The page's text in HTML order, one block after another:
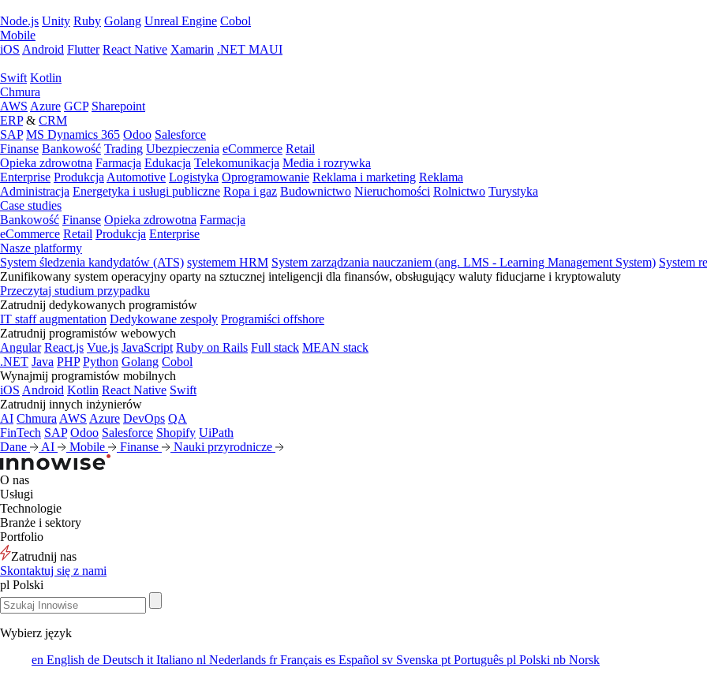
Node.js Unity Ruby Golang Unreal Engine Cobol
Mobile
iOS Android Flutter React Native Xamarin .NET MAUI
Swift Kotlin
Chmura
AWS Azure GCP Sharepoint
ERP& CRM
SAP MS Dynamics 365 Odoo Salesforce
Finanse Bankowość Trading Ubezpieczenia eCommerce Retail
Opieka zdrowotna Farmacja Edukacja Telekomunikacja Media i rozrywka
Enterprise Produkcja Automotive Logistyka Oprogramowanie Reklama i marketing Reklama
Administracja Energetyka i usługi publiczne Ropa i gaz Budownictwo Nieruchomości Rolnictwo Turystyka
Case studies
Bankowość Finanse Opieka zdrowotna Farmacja
eCommerce Retail Produkcja Enterprise
Nasze platformy
System śledzenia kandydatów (ATS) systemem HRM System zarządzania nauczaniem (ang. LMS - Learning Management System) System
Zunifikowany system operacyjny oparty na sztucznej inteligencji dla finansów, obsługujący waluty fiducjarne i kryptowaluty
Przeczytaj studium przypadku
Zatrudnij dedykowanych programistów
IT staff augmentation Dedykowane zespoły Programiści offshore
Zatrudnij programistów webowych
Angular React.js Vue.js JavaScript Ruby on Rails Full stack MEAN stack
.NET Java PHP Python Golang Cobol
Wynajmij programistów mobilnych
iOS Android Kotlin React Native Swift
Zatrudnij innych inżynierów
AI Chmura AWS Azure DevOps QA
FinTech SAP Odoo Salesforce Shopify UiPath
Dane
AI Mobile Finanse Nauki przyrodnicze
O nas
Usługi
Technologie
Branże i sektory
Portfolio
Zatrudnij nas
Skontaktuj się z nami
pl Polski
Wybierz język
en English de Deutsch it Italiano nl Nederlands frFrançais es Español sv Svenska pt Português pl Polski nb Norsk